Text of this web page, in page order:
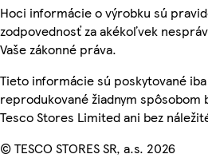
Hoci informácie o výrobku sú
zodpovednosť za akékoľvek
Vaše zákonné práva.
Tieto informácie sú poskytované
reprodukované žiadnym spôsobom
Tesco Stores Limited ani bez
© TESCO STORES SR, a.s. 2026